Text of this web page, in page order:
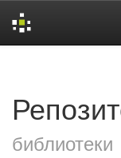
библиотеки